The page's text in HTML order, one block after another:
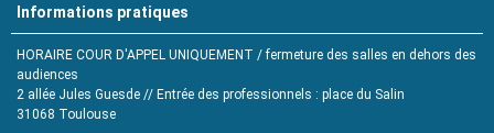
Informations pratiques
HORAIRE COUR D'APPEL UNIQUEMENT / fermeture des salles en dehors des
audiences
2 allée Jules Guesde // Entrée des professionnels : place du Salin
31068 Toulouse